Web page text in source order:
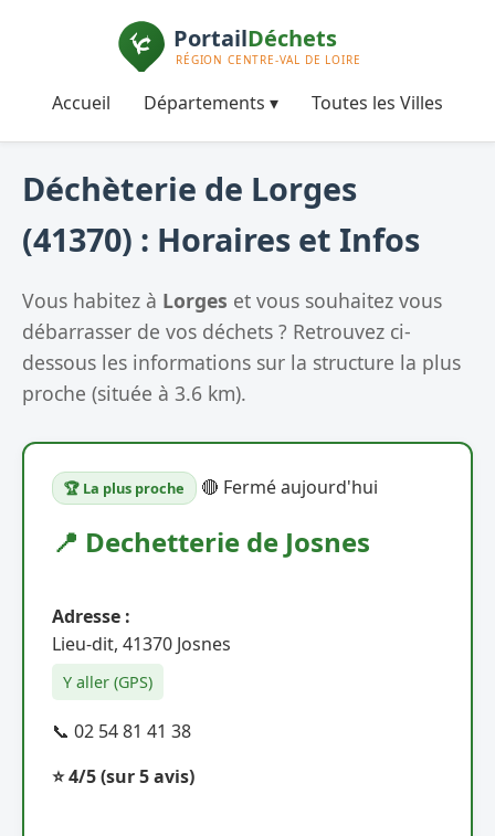
Accueil Départements ▾ Toutes les Villes
Déchèterie de Lorges
(41370) : Horaires et Infos
Vous habitez à Lorges et vous souhaitez vous
débarrasser de vos déchets ? Retrouvez ci-
dessous les informations sur la structure la plus
proche (située à 3.6 km).
🏆 La plus proche 🔴 Fermé aujourd'hui
📍 Dechetterie de Josnes
Adresse :
Lieu-dit, 41370 Josnes
Y aller (GPS)
📞 02 54 81 41 38
⭐ 4/5(sur 5 avis)